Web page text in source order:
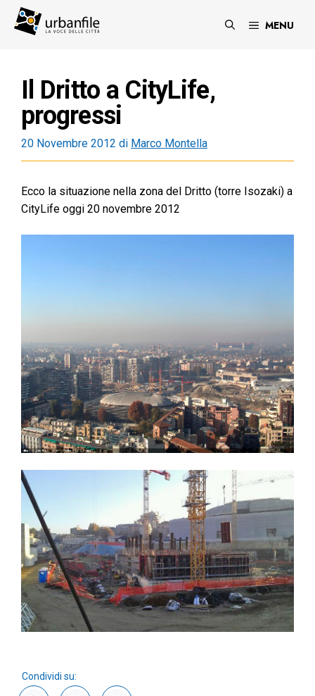
MENU
Il Dritto a CityLife,
progressi
20 Novembre 2012 di Marco Montella
Ecco la situazione nella zona del Dritto (torre Isozaki) a
CityLife oggi 20 novembre 2012